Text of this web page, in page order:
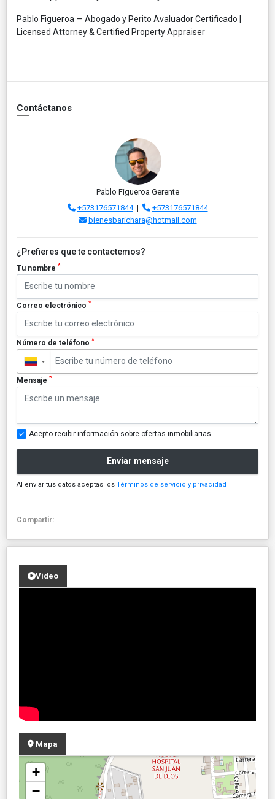
Pablo Figueroa — Abogado y Perito Avaluador Certificado |
Licensed Attorney & Certified Property Appraiser
Contáctanos
Pablo Figueroa Gerente
+573176571844|
+573176571844
bienesbarichara@hotmail.com
¿Prefieres que te contactemos?
Tu nombre *
Correo electrónico *
Número de teléfono *
▼
Mensaje *
Acepto recibir información sobre ofertas inmobiliarias
Enviar mensaje
Al enviar tus datos aceptas los Términos de servicio y privacidad
Compartir:
Video
Mapa
+
−